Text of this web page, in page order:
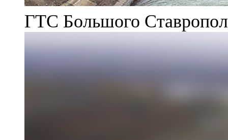
ГТС Большого